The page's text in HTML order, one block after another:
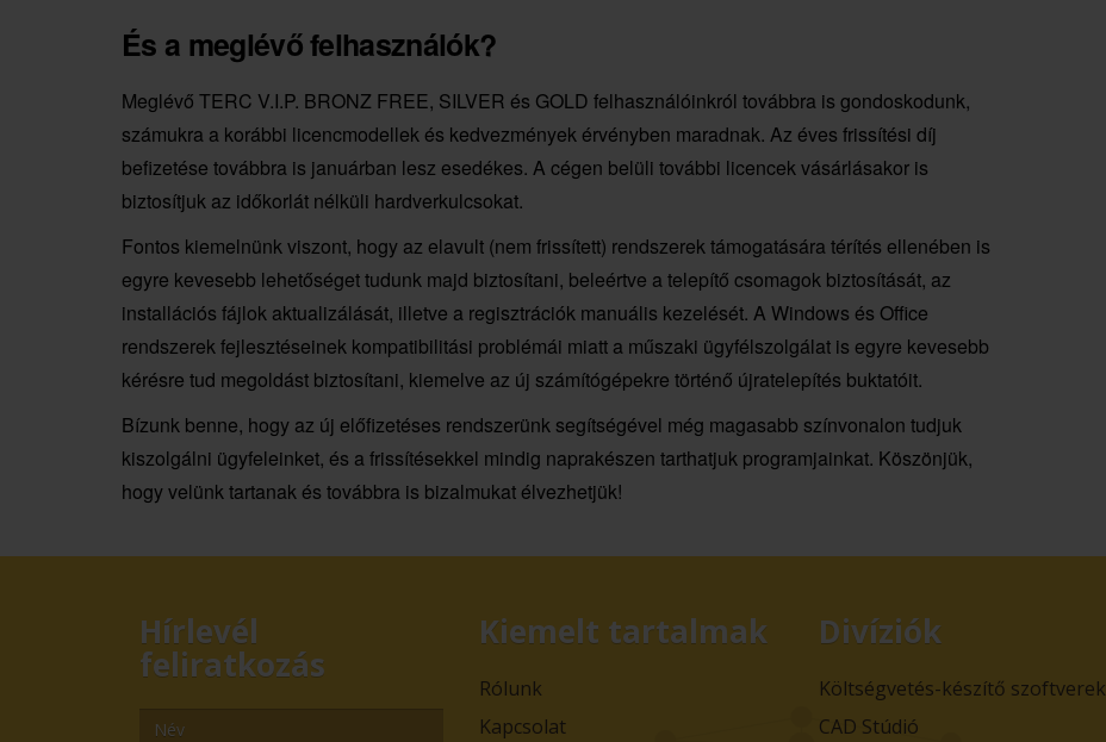
És a meglévő felhasználók?
Meglévő TERC V.I.P. BRONZ FREE, SILVER és GOLD felhasználóinkról továbbra is gondoskodunk,
számukra a korábbi licencmodellek és kedvezmények érvényben maradnak. Az éves frissítési díj
befizetése továbbra is januárban lesz esedékes. A cégen belüli további licencek vásárlásakor is
biztosítjuk az időkorlát nélküli hardverkulcsokat.
Fontos kiemelnünk viszont, hogy az elavult (nem frissített) rendszerek támogatására térítés ellenében is
egyre kevesebb lehetőséget tudunk majd biztosítani, beleértve a telepítő csomagok biztosítását, az
installációs fájlok aktualizálását, illetve a regisztrációk manuális kezelését. A Windows és Office
rendszerek fejlesztéseinek kompatibilitási problémái miatt a műszaki ügyfélszolgálat is egyre kevesebb
kérésre tud megoldást biztosítani, kiemelve az új számítógépekre történő újratelepítés buktatóit.
Bízunk benne, hogy az új előfizetéses rendszerünk segítségével még magasabb színvonalon tudjuk
kiszolgálni ügyfeleinket, és a frissítésekkel mindig naprakészen tarthatjuk programjainkat. Köszönjük,
hogy velünk tartanak és továbbra is bizalmukat élvezhetjük!
Hírlevél
feliratkozás
Kiemelt tartalmak
Rólunk
Kapcsolat
Divíziók
Költségvetés-készítő szoftverek
CAD Stúdió